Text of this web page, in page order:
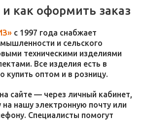
и как оформить заказ
с 1997 года снабжает
и сельского
техническими изделиями
Все изделия есть в
купить оптом и в розницу.
сайте — через личный кабинет,
на нашу электронную почту или
Специалисты помогут